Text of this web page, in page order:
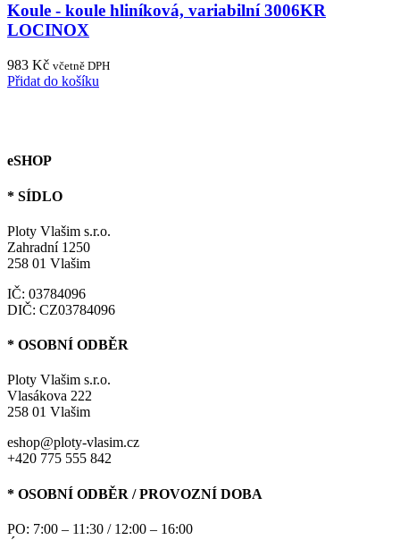
Koule - koule hliníková, variabilní 3006KR
LOCINOX
983 Kč včetně DPH
Přidat do košíku
eSHOP
* SÍDLO
Ploty Vlašim s.r.o.
Zahradní 1250
258 01 Vlašim
IČ: 03784096
DIČ: CZ03784096
* OSOBNÍ ODBĚR
Ploty Vlašim s.r.o.
Vlasákova 222
258 01 Vlašim
eshop@ploty-vlasim.cz
+420 775 555 842
* OSOBNÍ ODBĚR / PROVOZNÍ DOBA
PO: 7:00 – 11:30 / 12:00 – 16:00